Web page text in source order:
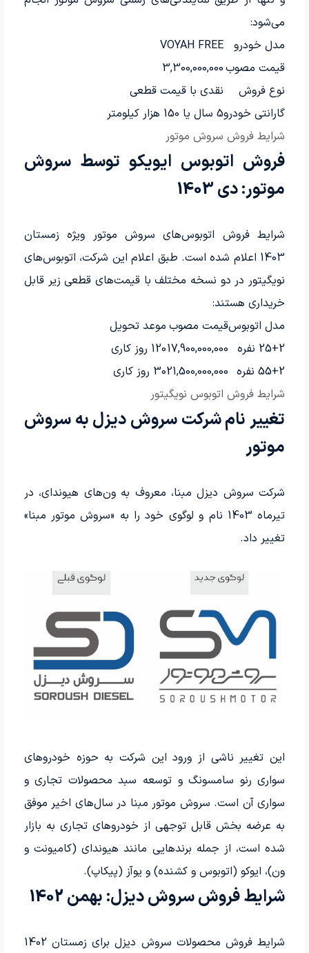
می‌شود:
شرایط فروش سروش موتور
مدل خودرو
VOYAH FREE
قیمت مصوب3,300,000,000
نوع فروش
نقدی با قیمت قطعی
گارانتی خودرو5 سال یا 150 هزار کیلومتر
فروش اتوبوس ایویکو توسط سروش
موتور: دی 1403
شرایط فروش اتوبوس‌های سروش موتور ویژه زمستان
1403 اعلام شده است. طبق اعلام این شرکت، اتوبوس‌های
نویگیتور در دو نسخه مختلف با قیمت‌های قطعی زیر قابل
خریداری هستند:
شرایط فروش اتوبوس نویگیتور
مدل اتوبوسقیمت مصوب موعد تحویل
25+2 نفره
17,900,000,000120 روز کاری
55+2 نفره
21,500,000,00030 روز کاری
تغییر نام شرکت سروش دیزل به سروش
موتور
شرکت سروش دیزل مبنا، معروف به ون‌های هیوندای، در
تیرماه 1403 نام و لوگوی خود را به «سروش موتور مبنا»
تغییر داد.
این تغییر ناشی از ورود این شرکت به حوزه خودروهای
سواری رنو سامسونگ و توسعه سبد محصولات تجاری و
سواری آن است. سروش موتور مبنا در سال‌های اخیر موفق
به عرضه بخش قابل توجهی از خودروهای تجاری به بازار
شده است، از جمله برندهایی مانند هیوندای (کامیونت و
ون)، ایوکو (اتوبوس و کشنده) و یوآز (پیکاپ).
شرایط فروش سروش دیزل: بهمن 1402
شرایط فروش محصولات سروش دیزل برای زمستان 1402